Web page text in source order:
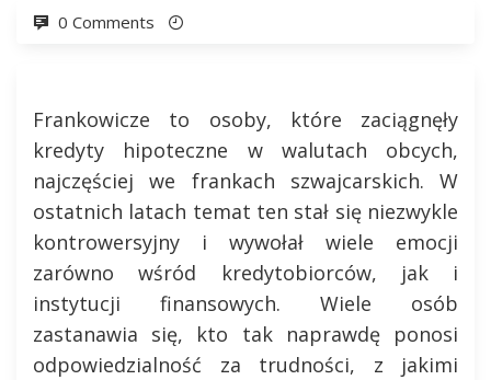
0 Comments
Frankowicze to osoby, które zaciągnęły
kredyty hipoteczne w walutach obcych,
najczęściej we frankach szwajcarskich. W
ostatnich latach temat ten stał się niezwykle
kontrowersyjny i wywołał wiele emocji
zarówno wśród kredytobiorców, jak i
instytucji finansowych. Wiele osób
zastanawia się, kto tak naprawdę ponosi
odpowiedzialność za trudności, z jakimi